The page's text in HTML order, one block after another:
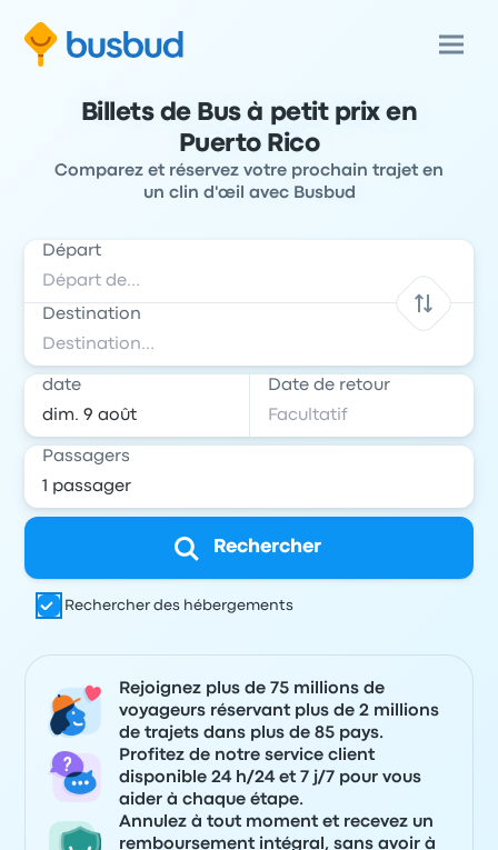
Billets de Bus à petit prix en
Puerto Rico
Comparez et réservez votre prochain trajet en
un clin d'œil avec Busbud
Départ
Destination
date Date de retour
Passagers
Rechercher
Rechercher des hébergements
Rejoignez plus de 75 millions de
voyageurs réservant plus de 2 millions
de trajets dans plus de 85 pays.
Profitez de notre service client
disponible 24 h/24 et 7 j/7 pour vous
aider à chaque étape.
Annulez à tout moment et recevez un
remboursement intégral, sans avoir à